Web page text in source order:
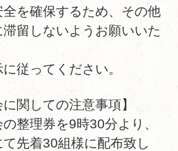
を確保するため、その他
留しないようお願いいた
従ってください。
関しての注意事項】
整理券を9時30分より、
先着30組様に配布致し